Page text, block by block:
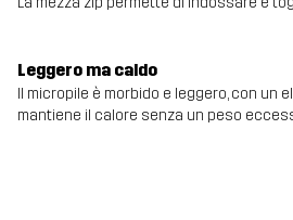
Leggero ma caldo
Il micropile è morbido e leggero, con un
mantiene il calore senza un peso